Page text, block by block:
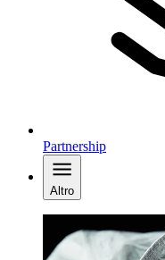
Partnership
Altro